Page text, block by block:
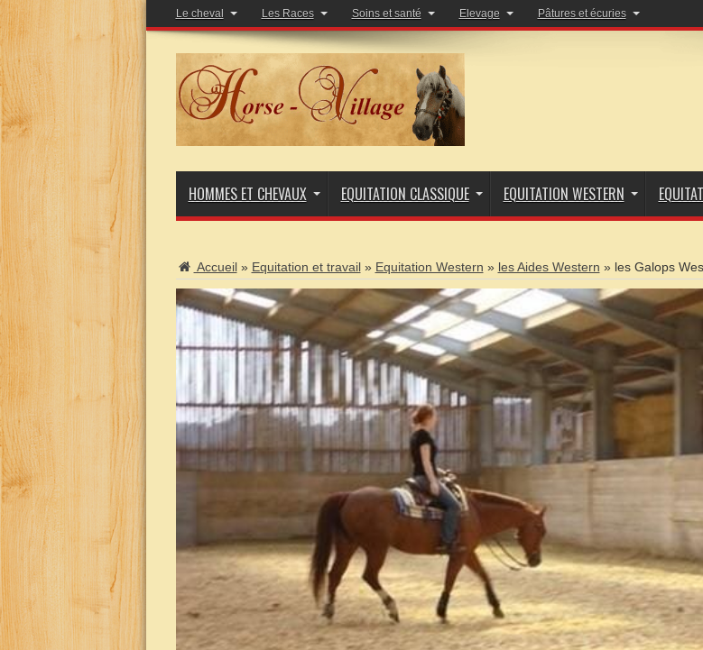
Le cheval Les Races Soins et santé Elevage Pâtures et écuries
HOMMES ET CHEVAUX EQUITATION CLASSIQUE EQUITATION WESTERN
Accueil » Equitation et travail » Equitation Western » les Aides Western » les Galops